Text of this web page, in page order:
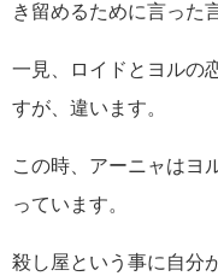
き留めるために言った
一見、ロイドとヨルの
すが、違います。
この時、アーニャはヨ
っています。
殺し屋という事に自分